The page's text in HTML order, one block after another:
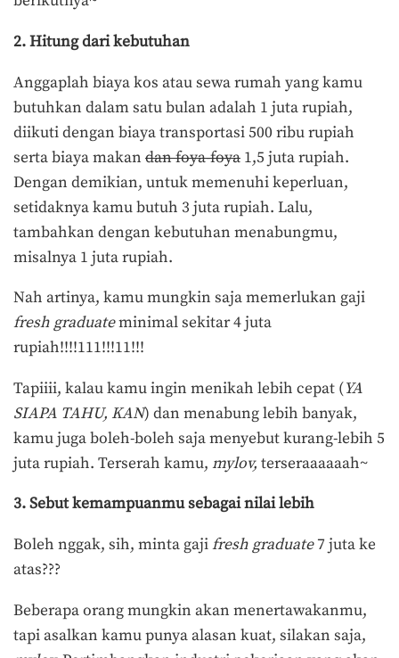
2. Hitung dari kebutuhan
Anggaplah biaya kos atau sewa rumah yang kamu
butuhkan dalam satu bulan adalah 1 juta rupiah,
diikuti dengan biaya transportasi 500 ribu rupiah
serta biaya makan dan foya-foya 1,5 juta rupiah.
Dengan demikian, untuk memenuhi keperluan,
setidaknya kamu butuh 3 juta rupiah. Lalu,
tambahkan dengan kebutuhan menabungmu,
misalnya 1 juta rupiah.
Nah artinya, kamu mungkin saja memerlukan gaji
fresh graduateminimal sekitar 4 juta
rupiah!!!!111!!!11!!!
Tapiiii, kalau kamu ingin menikah lebih cepat (YA
SIAPA TAHU, KAN) dan menabung lebih banyak,
kamu juga boleh-boleh saja menyebut kurang-lebih 5
juta rupiah. Terserah kamu, mylov, terseraaaaaah~
3. Sebut kemampuanmu sebagai nilai lebih
Boleh nggak, sih, minta gajifresh graduate7 juta ke
atas???
Beberapa orang mungkin akan menertawakanmu,
tapi asalkan kamu punya alasan kuat, silakan saja,